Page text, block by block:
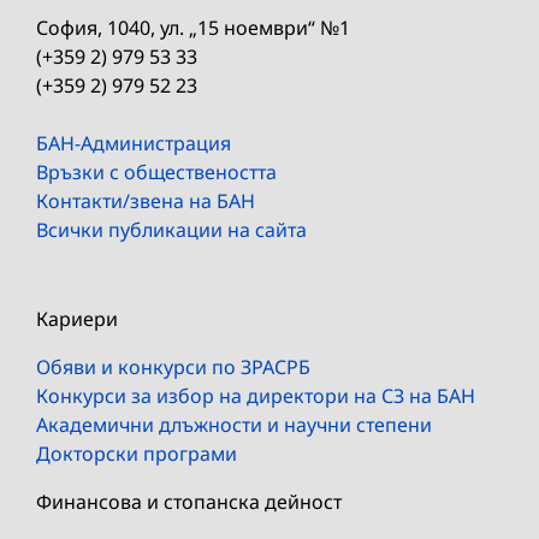
София, 1040, ул. „15 ноември“ №1
(+359 2) 979 53 33
(+359 2) 979 52 23
БАН-Администрация
Връзки с обществеността
Контакти/звена на БАН
Всички публикации на сайта
Кариери
Обяви и конкурси по ЗРАСРБ
Конкурси за избор на директори на СЗ на БАН
Академични длъжности и научни степени
Докторски програми
Финансова и стопанска дейност